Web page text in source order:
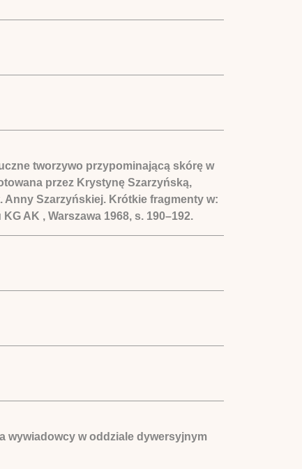
tworzywo przypominającą skórę w
przez Krystynę Szarzyńską,
Anny Szarzyńskiej. Krótkie fragmenty w:
AK , Warszawa 1968, s. 190–192.
wywiadowcy w oddziale dywersyjnym